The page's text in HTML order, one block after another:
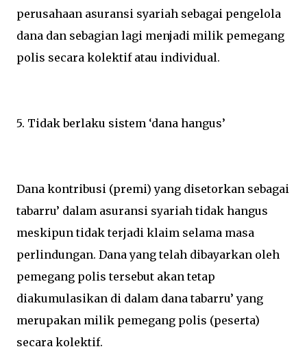
perusahaan asuransi syariah sebagai pengelola
dana dan sebagian lagi menjadi milik pemegang
polis secara kolektif atau individual.
5. Tidak berlaku sistem ‘dana hangus’
Dana kontribusi (premi) yang disetorkan sebagai
tabarru’ dalam asuransi syariah tidak hangus
meskipun tidak terjadi klaim selama masa
perlindungan. Dana yang telah dibayarkan oleh
pemegang polis tersebut akan tetap
diakumulasikan di dalam dana tabarru’ yang
merupakan milik pemegang polis (peserta)
secara kolektif.